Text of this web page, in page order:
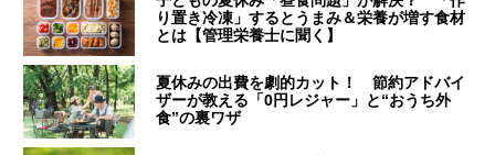
り置き冷凍」するとうまみ＆栄養が増す食材
とは【管理栄養士に聞く】
夏休みの出費を劇的カット！ 節約アドバイ
ザーが教える「0円レジャー」と“おうち外
食”の裏ワザ